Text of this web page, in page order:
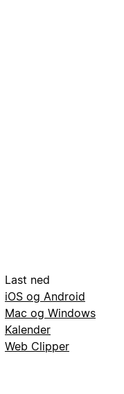
Last ned
iOS og Android
Mac og Windows
Kalender
Web Clipper